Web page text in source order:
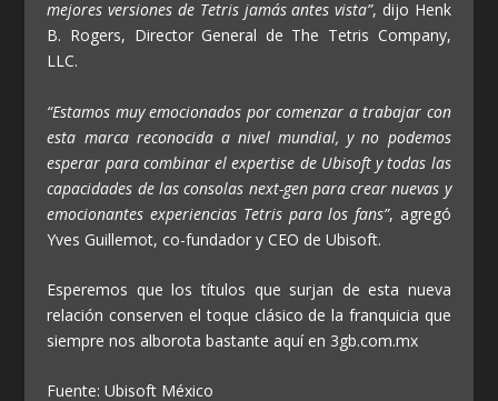
mejores versiones de Tetris jamás antes vista”, dijo Henk
B. Rogers, Director General de The Tetris Company,
LLC.
“Estamos muy emocionados por comenzar a trabajar con
esta marca reconocida a nivel mundial, y no podemos
esperar para combinar el expertise de Ubisoft y todas las
capacidades de las consolas next-gen para crear nuevas y
emocionantes experiencias Tetris para los fans”, agregó
Yves Guillemot, co-fundador y CEO de Ubisoft.
Esperemos que los títulos que surjan de esta nueva
relación conserven el toque clásico de la franquicia que
siempre nos alborota bastante aquí en 3gb.com.mx
Fuente: Ubisoft México